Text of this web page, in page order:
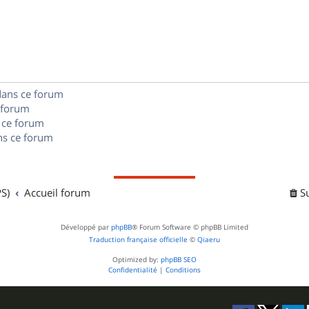
e
ce forum
forum
ce forum
Accueil forum
Développé par phpBB® Forum Software © phpBB Limited
Traduction française officielle © Qiaeru
Optimized by: phpBB SEO
Confidentialité | Conditions